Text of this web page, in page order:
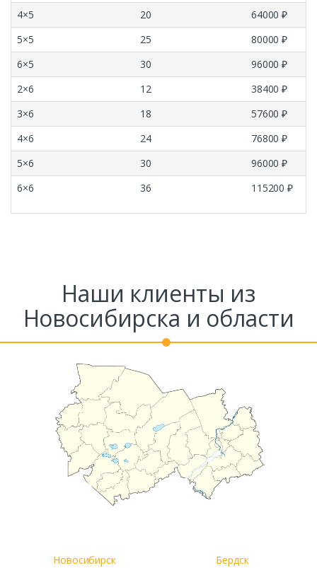
4×5
20
64000 ₽
5×5
25
80000 ₽
6×5
30
96000 ₽
2×6
12
38400 ₽
3×6
18
57600 ₽
4×6
24
76800 ₽
5×6
30
96000 ₽
6×6
36 115200 ₽
Наши клиенты из
Новосибирска и области
Новосибирск Бердск